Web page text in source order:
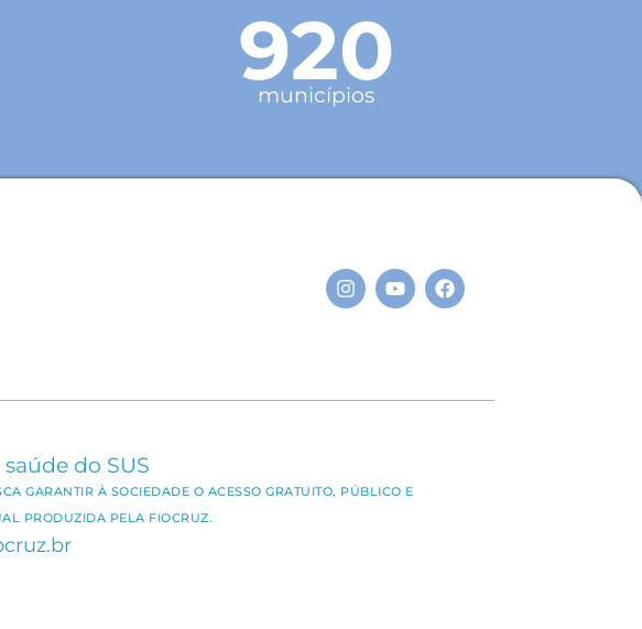
920
municípios
do SUS
GARANTIR À SOCIEDADE O ACESSO GRATUITO, PÚBLICO E
PRODUZIDA PELA FIOCRUZ.